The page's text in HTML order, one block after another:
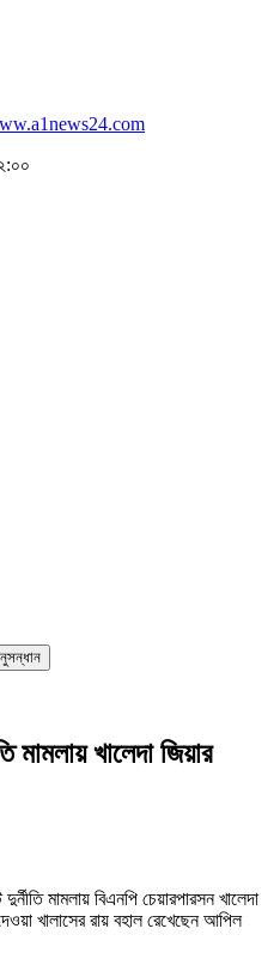
মামলায় খালেদা জিয়ার
মামলায় বিএনপি চেয়ারপারসন খালেদা
খালাসের রায় বহাল রেখেছেন আপিল